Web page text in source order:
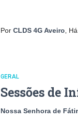
Por CLDS 4G Aveiro , Há
GERAL
Sessões de
Nossa Senhora de